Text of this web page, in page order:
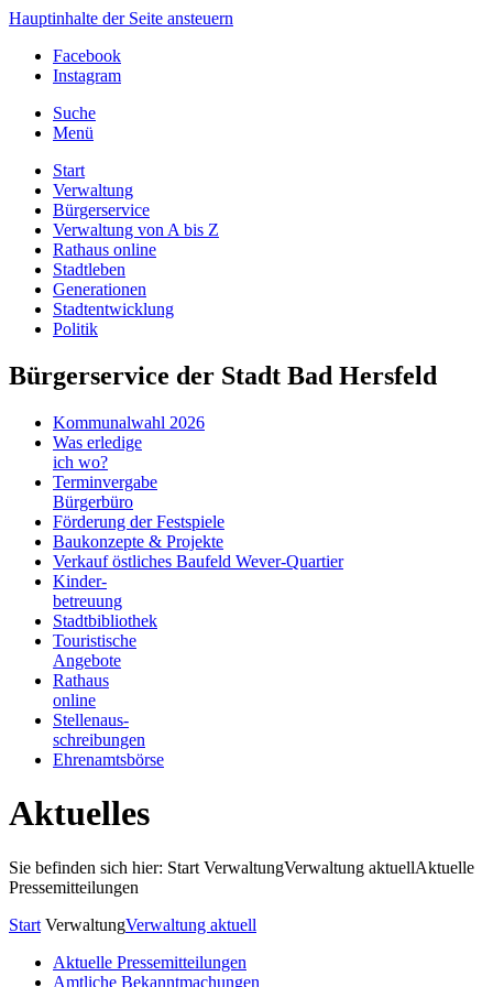
Hauptinhalte der Seite ansteuern
Facebook
Instagram
Suche
Menü
Start
Verwaltung
Bürgerservice
Verwaltung von A bis Z
Rathaus online
Stadtleben
Generationen
Stadtentwicklung
Politik
Bürgerservice der Stadt Bad Hersfeld
Kommunalwahl 2026
Was erledige
ich wo?
Terminvergabe
Bürgerbüro
Förderung der Festspiele
Baukonzepte & Projekte
Verkauf östliches Baufeld Wever-Quartier
Kinder-
betreuung
Stadtbibliothek
Touristische
Angebote
Rathaus
online
Stellenaus-
schreibungen
Ehrenamtsbörse
Aktuelles
Sie befinden sich hier: Start VerwaltungVerwaltung aktuellAktuelle
Pressemitteilungen
Start VerwaltungVerwaltung aktuell
Aktuelle Pressemitteilungen
Amtliche Bekanntmachungen